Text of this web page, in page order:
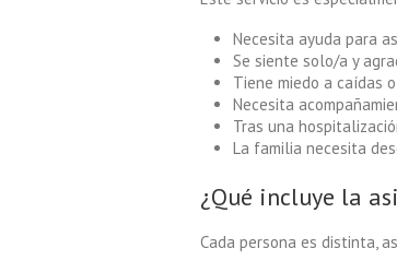
Necesita ayuda para
Se siente solo/a y
Tiene miedo a caídas
Necesita
Tras una
La familia necesita
¿Qué incluye la
Cada persona es distinta,